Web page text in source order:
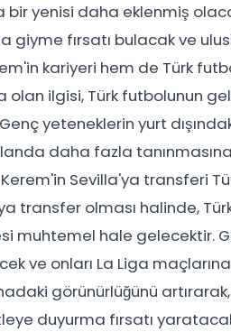
bir yenisi daha eklenmiş
fırsatı bulacak ve
kariyeri hem de Türk
olan ilgisi, Türk futbolunun
yeteneklerin yurt
daha fazla
Kerem'in Sevilla'ya transferi
transfer olması halinde,
muhtemel hale gelecektir.
ve onları La Liga maçlarına
görünürlüğünü
duyurma fırsatı